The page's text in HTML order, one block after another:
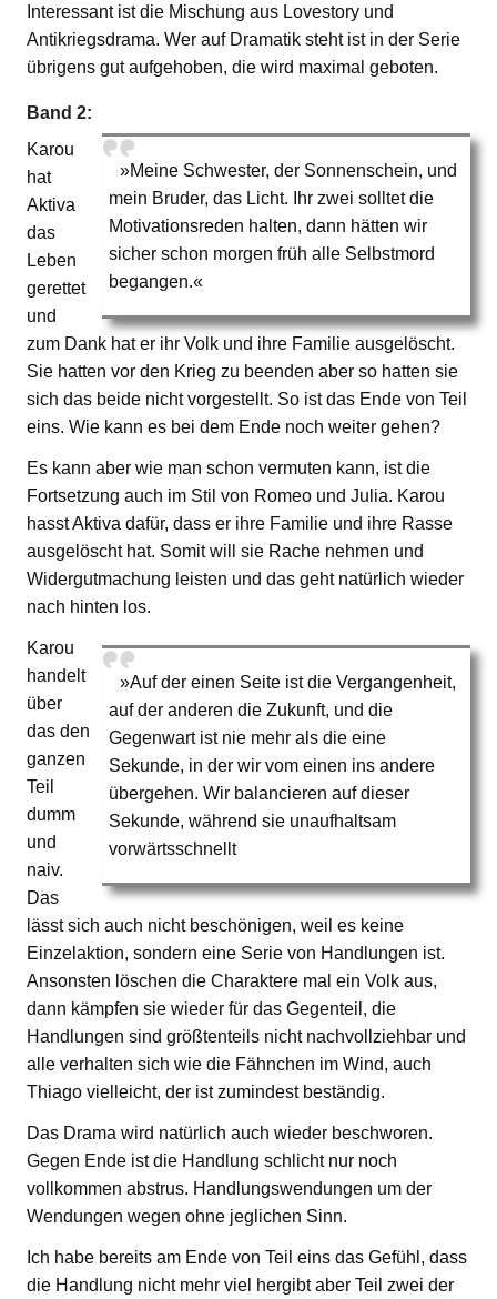
Interessant ist die Mischung aus Lovestory und
Antikriegsdrama. Wer auf Dramatik steht ist in der Serie
übrigens gut aufgehoben, die wird maximal geboten.
Band 2:
»Meine Schwester, der Sonnenschein, und
mein Bruder, das Licht. Ihr zwei solltet die
Motivationsreden halten, dann hätten wir
sicher schon morgen früh alle Selbstmord
begangen.«
Karou
hat
Aktiva
das
Leben
gerettet
und
zum Dank hat er ihr Volk und ihre Familie ausgelöscht.
Sie hatten vor den Krieg zu beenden aber so hatten sie
sich das beide nicht vorgestellt. So ist das Ende von Teil
eins. Wie kann es bei dem Ende noch weiter gehen?
Es kann aber wie man schon vermuten kann, ist die
Fortsetzung auch im Stil von Romeo und Julia. Karou
hasst Aktiva dafür, dass er ihre Familie und ihre Rasse
ausgelöscht hat. Somit will sie Rache nehmen und
Widergutmachung leisten und das geht natürlich wieder
nach hinten los.
»Auf der einen Seite ist die Vergangenheit,
auf der anderen die Zukunft, und die
Gegenwart ist nie mehr als die eine
Sekunde, in der wir vom einen ins andere
übergehen. Wir balancieren auf dieser
Sekunde, während sie unaufhaltsam
vorwärtsschnellt
Karou
handelt
über
das den
ganzen
Teil
dumm
und
naiv.
Das
lässt sich auch nicht beschönigen, weil es keine
Einzelaktion, sondern eine Serie von Handlungen ist.
Ansonsten löschen die Charaktere mal ein Volk aus,
dann kämpfen sie wieder für das Gegenteil, die
Handlungen sind größtenteils nicht nachvollziehbar und
alle verhalten sich wie die Fähnchen im Wind, auch
Thiago vielleicht, der ist zumindest beständig.
Das Drama wird natürlich auch wieder beschworen.
Gegen Ende ist die Handlung schlicht nur noch
vollkommen abstrus. Handlungswendungen um der
Wendungen wegen ohne jeglichen Sinn.
Ich habe bereits am Ende von Teil eins das Gefühl, dass
die Handlung nicht mehr viel hergibt aber Teil zwei der